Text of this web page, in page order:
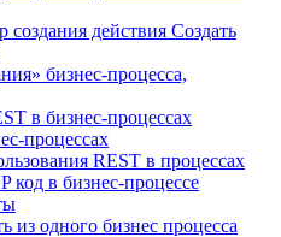
создания действия Создать
бизнес-процесса,
в бизнес-процессах
процессах
REST в процессах
код в бизнес-процессе
из одного бизнес процесса